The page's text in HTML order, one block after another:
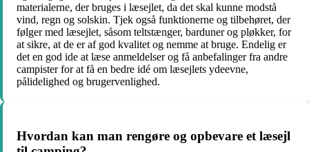
materialerne, der bruges i læsejlet, da det skal kunne modstå
vind, regn og solskin. Tjek også funktionerne og tilbehøret, der
følger med læsejlet, såsom teltstænger, barduner og pløkker, for
at sikre, at de er af god kvalitet og nemme at bruge. Endelig er
det en god ide at læse anmeldelser og få anbefalinger fra andre
campister for at få en bedre idé om læsejlets ydeevne,
pålidelighed og brugervenlighed.
Hvordan kan man rengøre og opbevare et læsejl